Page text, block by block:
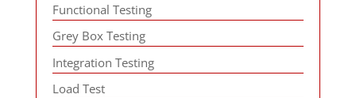
Functional Testing
Grey Box Testing
Integration Testing
Load Test